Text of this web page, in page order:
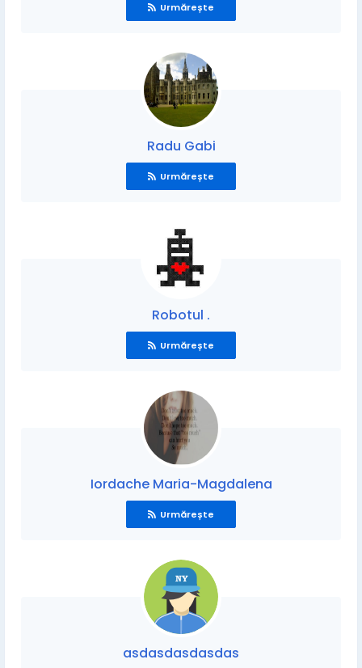
Urmărește
Radu Gabi
Urmărește
Robotul .
Urmărește
Iordache Maria-Magdalena
Urmărește
asdasdasdasdas